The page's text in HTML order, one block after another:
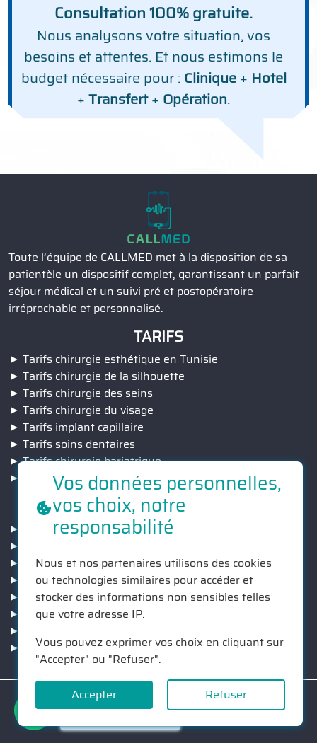
Vous avez besoin d'aide?
Consultation 100% gratuite.
Nous analysons votre situation, vos
besoins et attentes. Et nous estimons le
budget nécessaire pour :Clinique+ Hotel
+Transfert+ Opération.
Toute l’équipe de CALLMED met à la disposition de sa
patientèle un dispositif complet, garantissant un parfait
séjour médical et un suivi pré et postopératoire
irréprochable et personnalisé.
TARIFS
Tarifs chirurgie esthétique en Tunisie
Tarifs chirurgie de la silhouette
Tarifs chirurgie des seins
Tarifs chirurgie du visage
Tarifs implant capillaire
Tarifs soins dentaires
Tarifs chirurgie bariatrique
Tarifs correction de la vision
INFORMATIONS
Séjour
Chirurgiens
Nos engagemnts
Suivi post-opératoire
Devis GRATUIT
Contact
© Callmed 2026
Mentions légales
Vos données personnelles,
vos choix, notre
responsabilité
Nous et nos partenaires utilisons des cookies
ou technologies similaires pour accéder et
stocker des informations non sensibles telles
que votre adresse IP.
Vous pouvez exprimer vos choix en cliquant sur
"Accepter" ou "Refuser".
Accepter
Refuser